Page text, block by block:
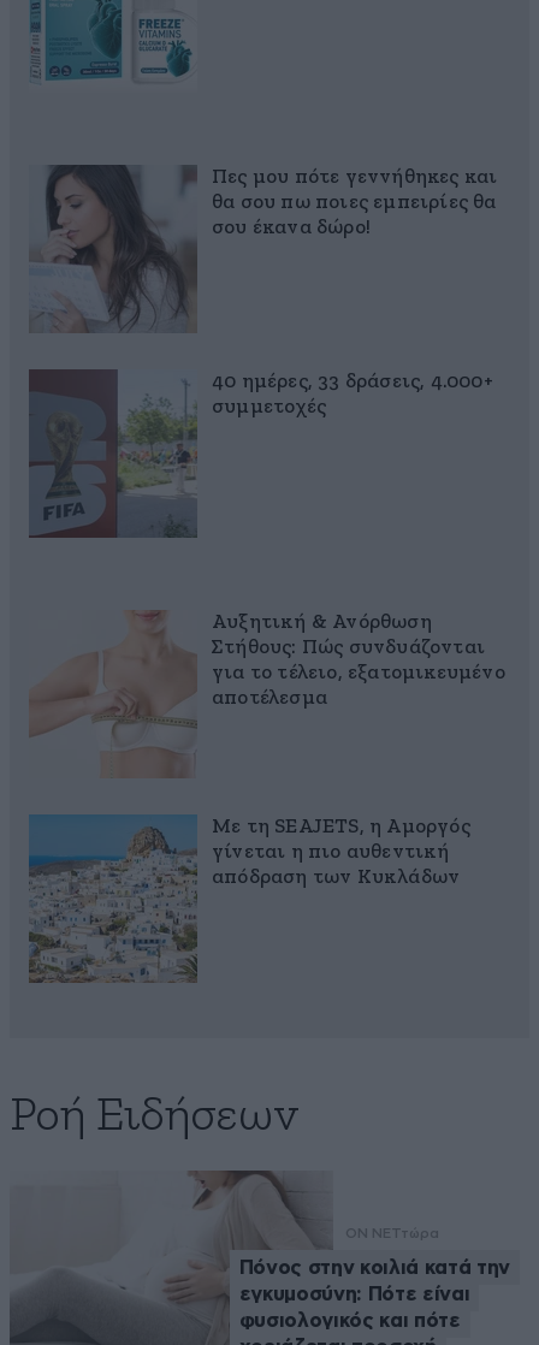
Πες μου πότε γεννήθηκες και
θα σου πω ποιες εμπειρίες θα
σου έκανα δώρο!
40 ημέρες, 33 δράσεις, 4.000+
συμμετοχές
Αυξητική & Ανόρθωση
Στήθους: Πώς συνδυάζονται
για το τέλειο, εξατομικευμένο
αποτέλεσμα
Με τη SEAJETS, η Αμοργός
γίνεται η πιο αυθεντική
απόδραση των Κυκλάδων
Ροή Ειδήσεων
ON NETτώρα
Πόνος στην κοιλιά κατά την
εγκυμοσύνη: Πότε είναι
φυσιολογικός και πότε